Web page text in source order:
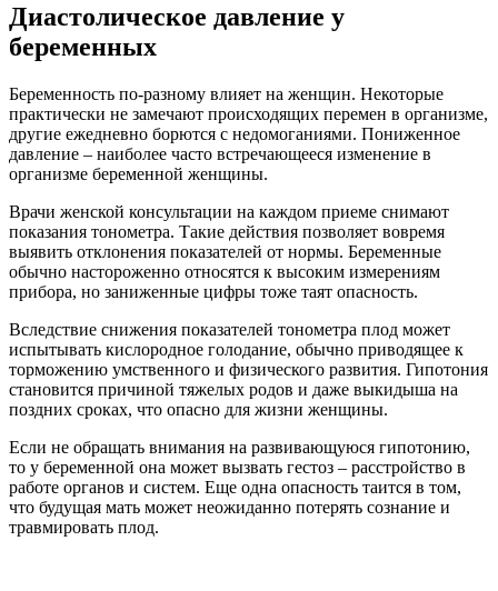
Диастолическое давление у
беременных
Беременность по-разному влияет на женщин. Некоторые
практически не замечают происходящих перемен в организме,
другие ежедневно борются с недомоганиями. Пониженное
давление – наиболее часто встречающееся изменение в
организме беременной женщины.
Врачи женской консультации на каждом приеме снимают
показания тонометра. Такие действия позволяет вовремя
выявить отклонения показателей от нормы. Беременные
обычно настороженно относятся к высоким измерениям
прибора, но заниженные цифры тоже таят опасность.
Вследствие снижения показателей тонометра плод может
испытывать кислородное голодание, обычно приводящее к
торможению умственного и физического развития. Гипотония
становится причиной тяжелых родов и даже выкидыша на
поздних сроках, что опасно для жизни женщины.
Если не обращать внимания на развивающуюся гипотонию,
то у беременной она может вызвать гестоз – расстройство в
работе органов и систем. Еще одна опасность таится в том,
что будущая мать может неожиданно потерять сознание и
травмировать плод.